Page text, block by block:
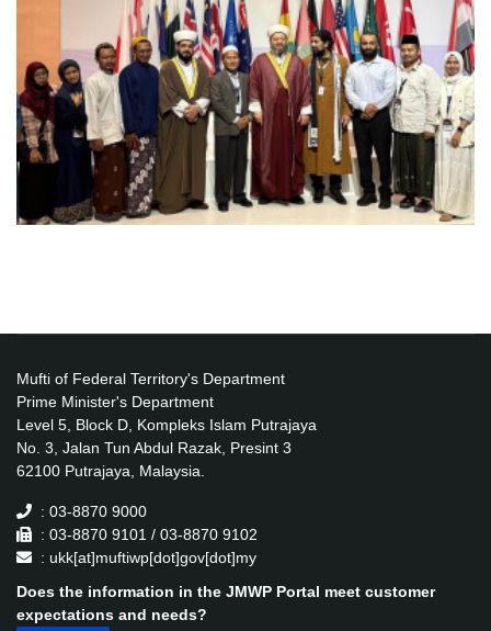
Mufti of Federal Territory's Department
Prime Minister's Department
Level 5, Block D, Kompleks Islam Putrajaya
No. 3, Jalan Tun Abdul Razak, Presint 3
62100 Putrajaya, Malaysia.
: 03-8870 9000
: 03-8870 9101 / 03-8870 9102
: ukk[at]muftiwp[dot]gov[dot]my
Does the information in the JMWP Portal meet customer
expectations and needs?